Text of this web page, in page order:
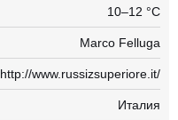
10–12 °С
Marco Felluga
http://www.russizsuperiore.it/
Италия